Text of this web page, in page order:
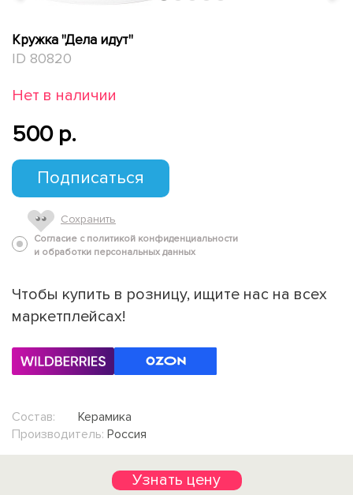
Кружка "Дела идут"
ID 80820
Нет в наличии
500 p.
Подписаться
Сохранить
Согласие с политикой конфиденциальности
и обработки персональных данных
Чтобы купить в розницу, ищите нас на всех
маркетплейсах!
Состав:
Керамика
Производитель: Россия
Узнать цену